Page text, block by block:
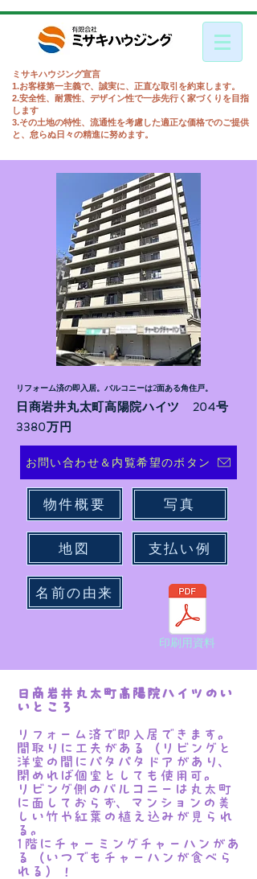
ミサキハウジング宣言
1.お客様第一主義で、誠実に、正直な取引を約束します。
2.安全性、耐震性、デザイン性で一歩先行く家づくりを目指
します
3.その土地の特性、流通性を考慮した適正な価格でのご提供
と、怠らぬ日々の精進に努めます。
​リフォーム済の即入居。バルコニーは2面ある角住戸。
日商岩井丸太町高陽院ハイツ 204号
​3380万円
お問い合わせ＆内覧希望のボタン
物件概要
地図
名前の由来
写真
支払い例
印刷用資料
日商岩井丸太町高陽院ハイツのい
いところ
リフォーム済で即入居できます。
間取りに工夫がある（リビングと
洋室の間にパタパタドアがあり、
閉めれば個室としても使用可。
​リビング側のバルコニーは丸太町
に面しておらず、マンションの美
しい竹や紅葉の植え込みが見られ
る。
​1階にチャーミングチャーハンがあ
る（いつでもチャーハンが食べら
れる）！